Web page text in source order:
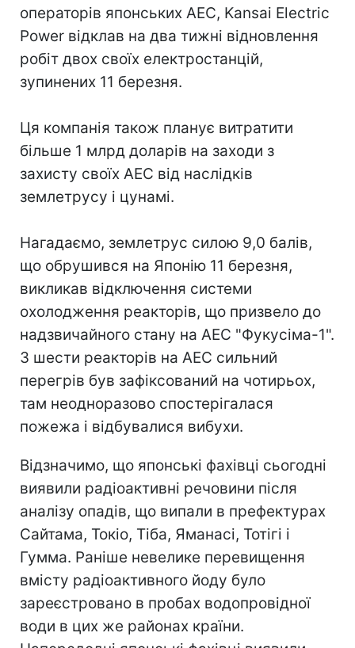
операторів японських АЕС, Kansai Electric
Power відклав на два тижні відновлення
робіт двох своїх електростанцій,
зупинених 11 березня.
Ця компанія також планує витратити
більше 1 млрд доларів на заходи з
захисту своїх АЕС від наслідків
землетрусу і цунамі.
Нагадаємо, землетрус силою 9,0 балів,
що обрушився на Японію 11 березня,
викликав відключення системи
охолодження реакторів, що призвело до
надзвичайного стану на АЕС "Фукусіма-1".
З шести реакторів на АЕС сильний
перегрів був зафіксований на чотирьох,
там неодноразово спостерігалася
пожежа і відбувалися вибухи.
Відзначимо, що японські фахівці сьогодні
виявили радіоактивні речовини після
аналізу опадів, що випали в префектурах
Сайтама, Токіо, Тіба, Яманасі, Тотігі і
Гумма. Раніше невелике перевищення
вмісту радіоактивного йоду було
зареєстровано в пробах водопровідної
води в цих же районах країни.